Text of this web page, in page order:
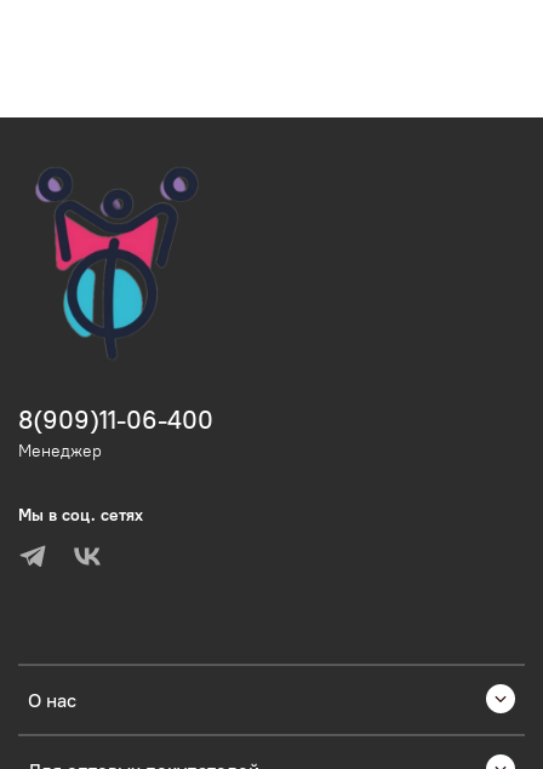
О нас
8(909)11-06-400
Менеджер
Мы в соц. сетях